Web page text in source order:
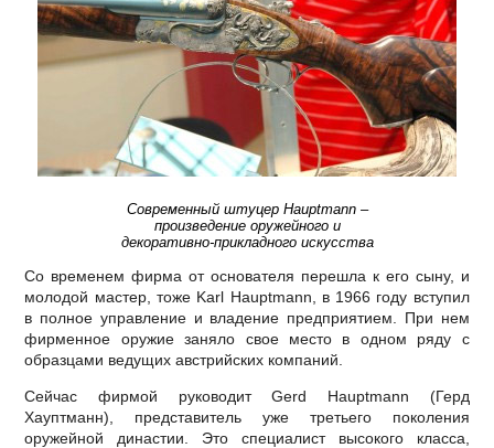
Современный штуцер Hauptmann –
произведение оружейного и
декоративно-прикладного искусства
Со временем фирма от основателя перешла к его сыну, и
молодой мастер, тоже Karl Hauptmann, в 1966 году вступил
в полное управление и владение предприятием. При нем
фирменное оружие заняло свое место в одном ряду с
образцами ведущих австрийских компаний.
Сейчас фирмой руководит Gerd Hauptmann (Герд
Хауптманн), представитель уже третьего поколения
оружейной династии. Это специалист высокого класса,